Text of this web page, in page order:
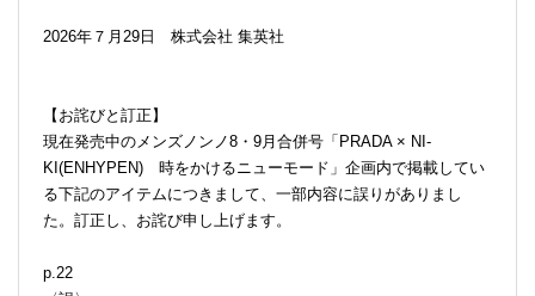
2026年７月29日 株式会社 集英社
【お詫びと訂正】
現在発売中のメンズノンノ8・9月合併号「PRADA × NI-
KI(ENHYPEN) 時をかけるニューモード」企画内で掲載してい
る下記のアイテムにつきまして、一部内容に誤りがありまし
た。訂正し、お詫び申し上げます。
p.22